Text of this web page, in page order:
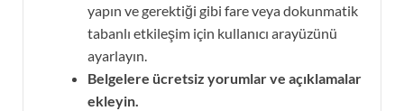
yapın ve gerektiği gibi fare veya dokunmatik
tabanlı etkileşim için kullanıcı arayüzünü
ayarlayın.
Belgelere ücretsiz yorumlar ve açıklamalar
ekleyin.